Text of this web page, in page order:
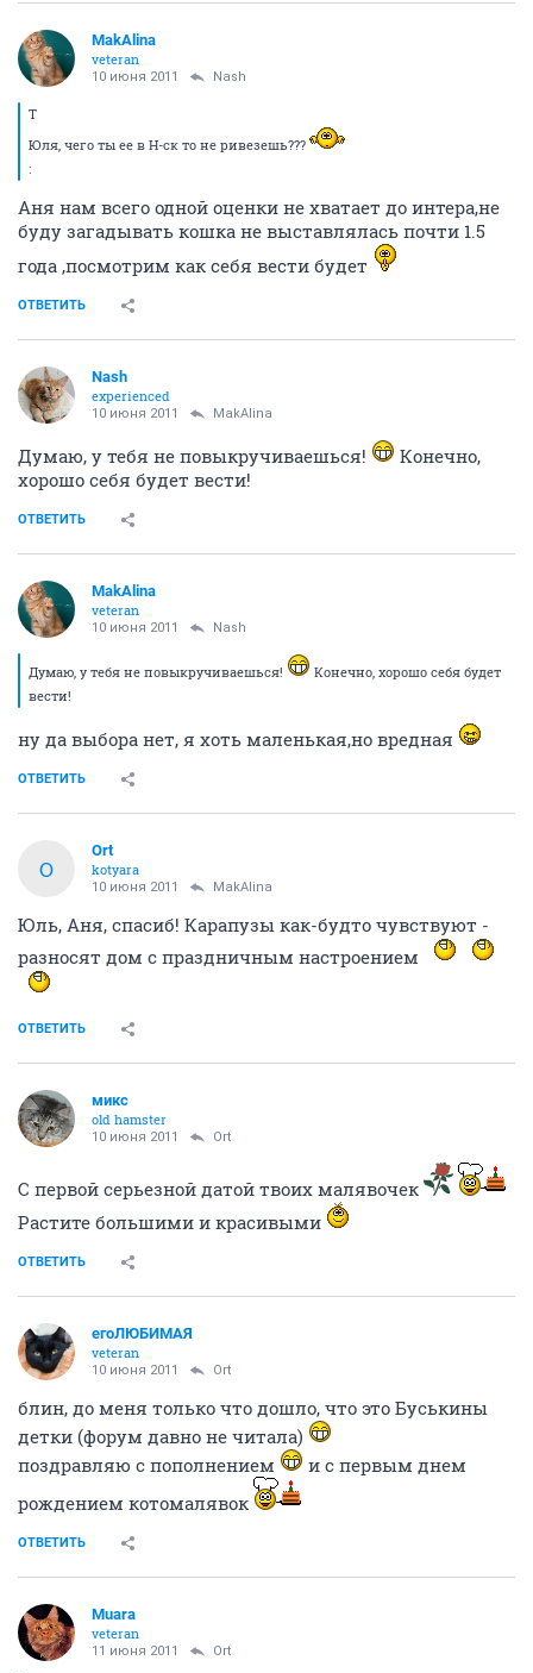
MakAlina
veteran
10 июня 2011 Nash
Т
Юля, чего ты ее в Н-ск то не ривезешь???
:
Аня нам всего одной оценки не хватает до интера,не
буду загадывать кошка не выставлялась почти 1.5
года ,посмотрим как себя вести будет
ОТВЕТИТЬ
Nash
experienced
10 июня 2011 MakAlina
Думаю, у тебя не повыкручиваешься!
Конечно,
хорошо себя будет вести!
ОТВЕТИТЬ
MakAlina
veteran
10 июня 2011 Nash
Думаю, у тебя не повыкручиваешься!
Конечно, хорошо себя будет
вести!
ну да выбора нет, я хоть маленькая,но вредная
ОТВЕТИТЬ
O
Ort
kotyara
10 июня 2011 MakAlina
Юль, Аня, спасиб! Карапузы как-будто чувствуют -
разносят дом с праздничным настроением
ОТВЕТИТЬ
микс
old hamster
10 июня 2011 Ort
С первой серьезной датой твоих малявочек
Растите большими и красивыми
ОТВЕТИТЬ
егоЛЮБИМАЯ
veteran
10 июня 2011 Ort
блин, до меня только что дошло, что это Буськины
детки (форум давно не читала)
поздравляю с пополнением
и с первым днем
рождением котомалявок
ОТВЕТИТЬ
Muara
veteran
11 июня 2011 Ort